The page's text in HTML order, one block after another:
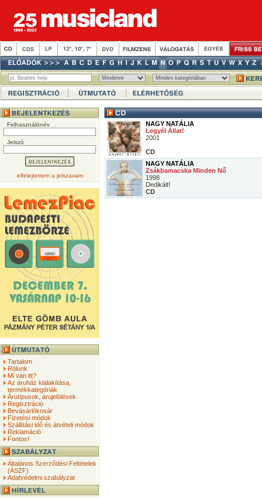
Felhasználónév
Jelszó
elfelejtettem a jelszavam
Tartalom
Rólunk
Mi van itt?
Az áruház kialakítása,
termékkategóriák
Árutípusok, árujelölések
Regisztráció
Bevásárlókosár
Fizetési módok
Szállítási idő és átvételi módok
Reklamáció
Fontos!
Általános Szerződési Feltételek
(ÁSZF)
Adatvédelmi szabályzat
NAGY NATÁLIA
Legyél Állat!
2001
CD
NAGY NATÁLIA
Zsákbamacska Minden Nő
1998
Dedikált!
CD